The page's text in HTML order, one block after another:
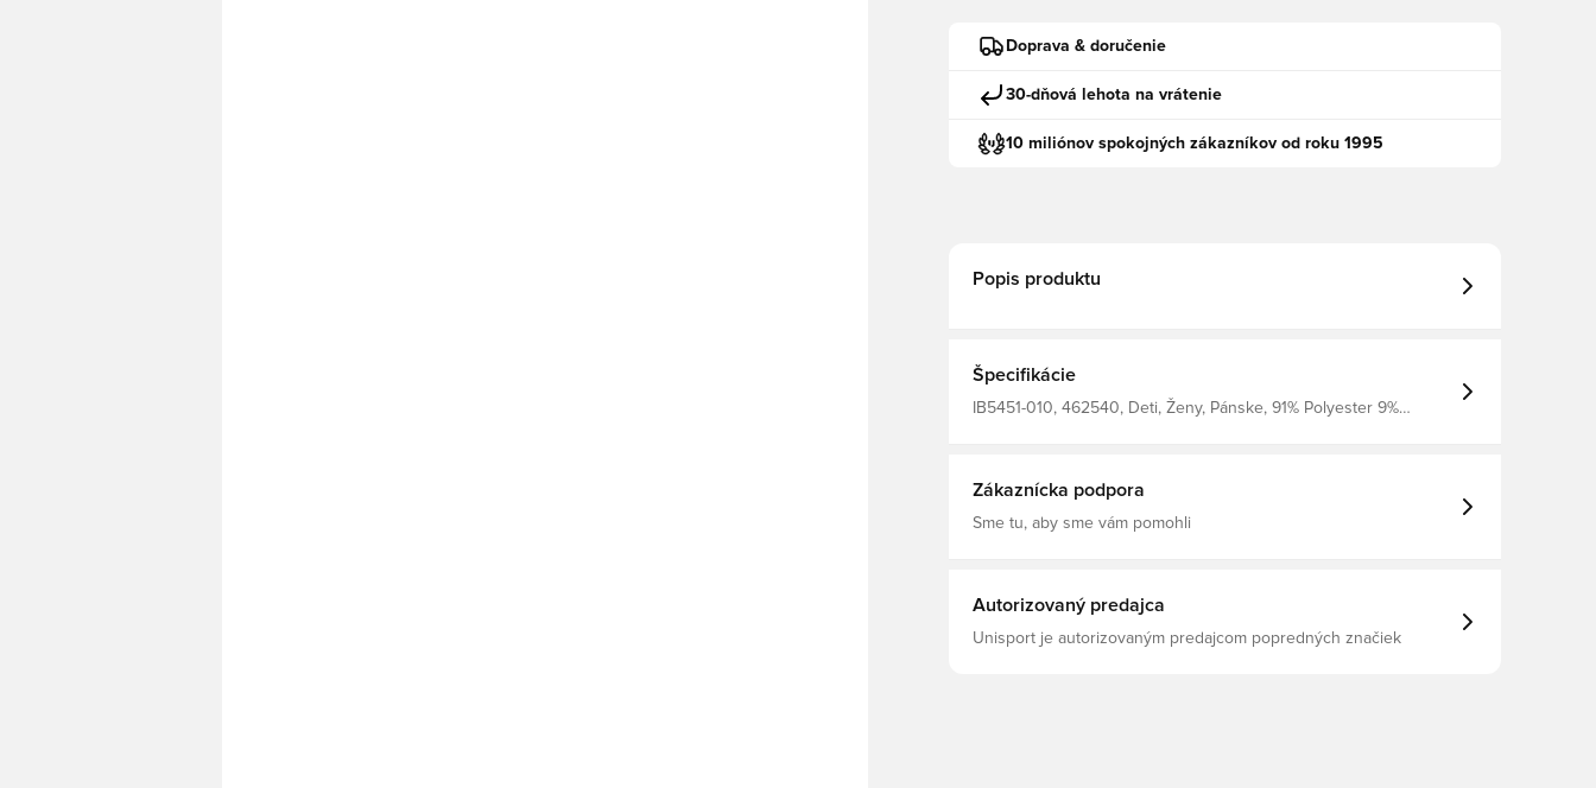
Doprava & doručenie
30-dňová lehota na vrátenie
10 miliónov spokojných zákazníkov od roku 1995
Popis produktu
Špecifikácie
IB5451-010, 462540, Deti, Ženy, Pánske, 91% Polyester 9%
Zákaznícka podpora
Sme tu, aby sme vám pomohli
Autorizovaný predajca
Unisport je autorizovaným predajcom popredných značiek